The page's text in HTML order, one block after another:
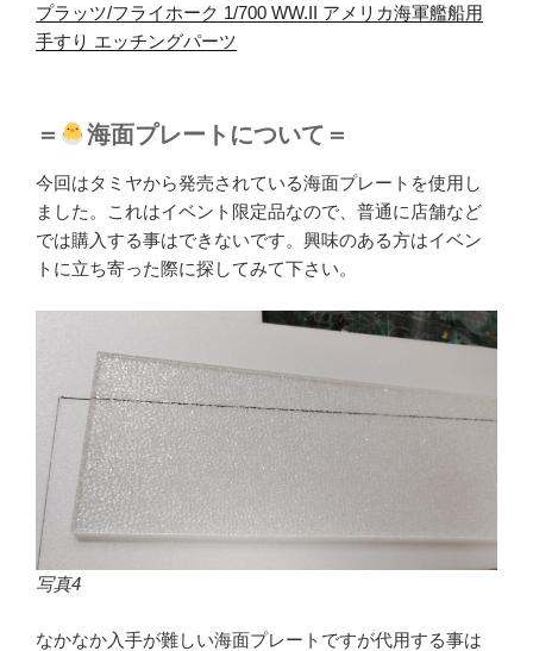
プラッツ/フライホーク 1/700 WW.II アメリカ海軍艦船用
手すり エッチングパーツ
＝ 海面プレートについて＝
今回はタミヤから発売されている海面プレートを使用し
ました。これはイベント限定品なので、普通に店舗など
では購入する事はできないです。興味のある方はイベン
トに立ち寄った際に探してみて下さい。
写真4
なかなか入手が難しい海面プレートですが代用する事は